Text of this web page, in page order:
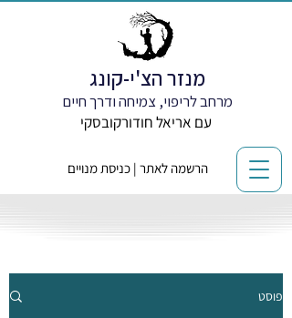
מנזר הצ'י-קונג
מרחב לריפוי, צמיחה ודרך חיים
הרשמה לאתר | כניסת מנויים
עם אריאל חודורקובסקי
פוסט